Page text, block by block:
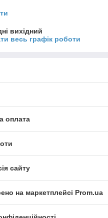
вихідний
весь графік роботи
оплата
сайту
на маркетплейсі Prom.ua